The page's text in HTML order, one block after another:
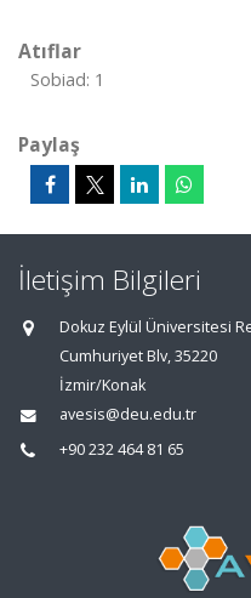
Atıflar
Sobiad: 1
Paylaş
İletişim Bilgileri
Dokuz Eylül Üniversitesi
Cumhuriyet Blv, 35220
İzmir/Konak
avesis@deu.edu.tr
+90 232 464 81 65